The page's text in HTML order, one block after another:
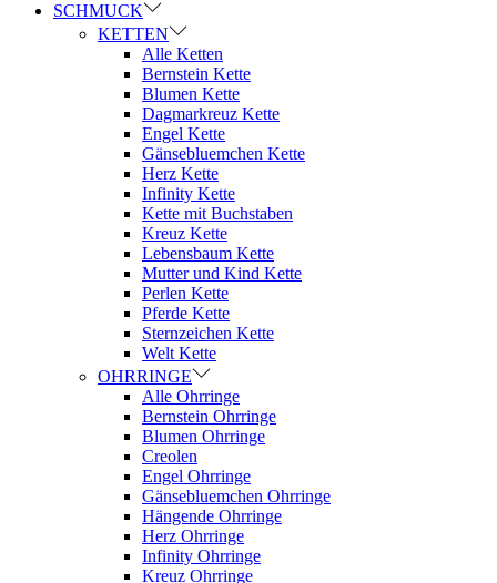
SCHMUCK
KETTEN
Alle Ketten
Bernstein Kette
Blumen Kette
Dagmarkreuz Kette
Engel Kette
Gänsebluemchen Kette
Herz Kette
Infinity Kette
Kette mit Buchstaben
Kreuz Kette
Lebensbaum Kette
Mutter und Kind Kette
Perlen Kette
Pferde Kette
Sternzeichen Kette
Welt Kette
OHRRINGE
Alle Ohrringe
Bernstein Ohrringe
Blumen Ohrringe
Creolen
Engel Ohrringe
Gänsebluemchen Ohrringe
Hängende Ohrringe
Herz Ohrringe
Infinity Ohrringe
Kreuz Ohrringe